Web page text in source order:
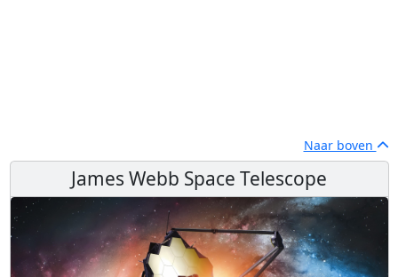
Naar boven
James Webb Space Telescope